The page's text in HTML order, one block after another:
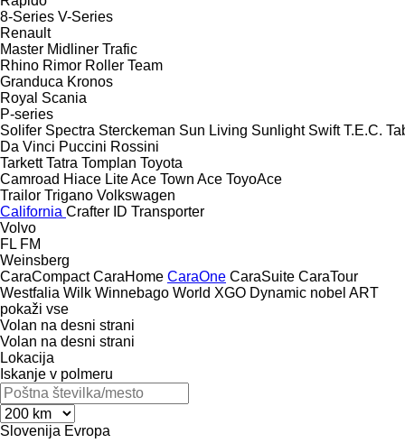
8-Series V-Series
Renault
Master Midliner Trafic
Rhino Rimor Roller Team
Granduca Kronos
Royal Scania
P-series
Solifer Spectra Sterckeman Sun Living Sunlight Swift T.E.C.
Da Vinci Puccini Rossini
Tarkett Tatra Tomplan Toyota
Camroad Hiace Lite Ace Town Ace ToyoAce
Trailor Trigano Volkswagen
California Crafter ID Transporter
Volvo
FL FM
Weinsberg
CaraCompact CaraHome CaraOne CaraSuite CaraTour
Westfalia Wilk Winnebago World XGO Dynamic nobel ART
pokaži vse
Volan na desni strani
Volan na desni strani
Lokacija
Iskanje v polmeru
Slovenija Evropa